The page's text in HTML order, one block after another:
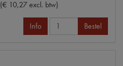
(€ 10,27 excl. btw)
Info Bestel